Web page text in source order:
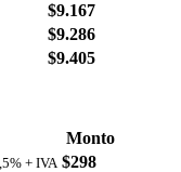
$9.167
$9.286
$9.405
Monto
+ IVA $298